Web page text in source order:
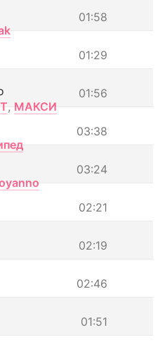
01:58
01:29
01:56
, МАКСИ
03:38
03:24
02:21
02:19
02:46
01:51